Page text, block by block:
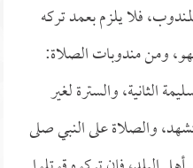
فلا يلزم بعمد تركه
ومن مندوبات الصلاة:
الثانية، والسترة لغير
والصلاة على النبي صلى